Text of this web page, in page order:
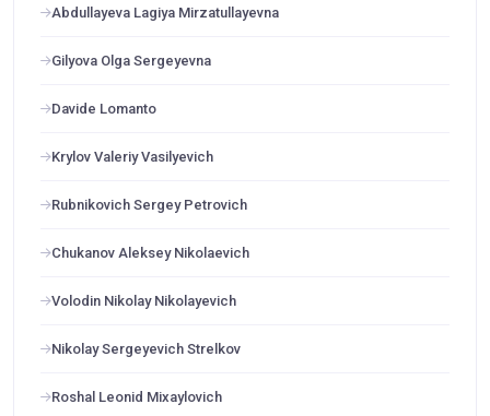
Abdullayeva Lagiya Mirzatullayevna
Gilyova Olga Sergeyevna
Davide Lomanto
Krylov Valeriy Vasilyevich
Rubnikovich Sergey Petrovich
Chukanov Aleksey Nikolaevich
Volodin Nikolay Nikolayevich
Nikolay Sergeyevich Strelkov
Roshal Leonid Mixaylovich